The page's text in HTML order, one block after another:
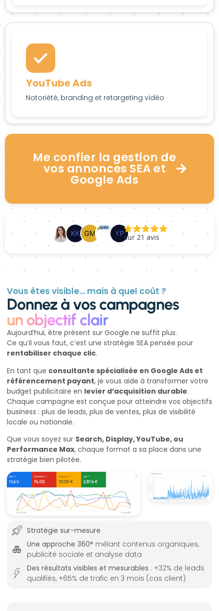
YouTube Ads
Notoriété, branding et retargeting vidéo
Me confier la gestion de
vos annonces SEA et
Google Ads
Vous êtes visible… mais à quel coût ?
Donnez à vos campagnes
un objectif clair
Aujourd’hui, être présent sur Google ne suffit plus.
Ce qu’il vous faut, c’est une stratégie SEA pensée pour
rentabiliser chaque clic.
En tant que consultante spécialisée en Google Ads et
référencement payant, je vous aide à transformer votre
budget publicitaire en levier d’acquisition durable.
Chaque campagne est conçue pour atteindre vos objectifs
business : plus de leads, plus de ventes, plus de visibilité
locale ou nationale.
Que vous soyez sur Search, Display, YouTube, ou
Performance Max, chaque format a sa place dans une
stratégie bien pilotée.
Stratégie sur-mesure
Une approche 360° mêlant contenus organiques,
publicité sociale et analyse data
Des résultats visibles et mesurables : +32% de leads
qualifiés, +65% de trafic en 3 mois (cas client)